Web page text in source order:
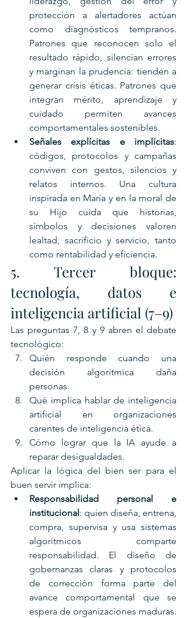
protección a alertadores actúan
como diagnósticos tempranos.
Patrones que reconocen solo el
resultado rápido, silencian errores
y marginan la prudencia: tienden a
generar crisis éticas. Patrones que
integran mérito, aprendizaje y
cuidado permiten avances
comportamentales sostenibles.
Señales explícitas e implícitas:
códigos, protocolos y campañas
conviven con gestos, silencios y
relatos internos. Una cultura
inspirada en María y en la moral de
su Hijo cuida que historias,
símbolos y decisiones valoren
lealtad, sacrificio y servicio, tanto
como rentabilidad y eficiencia.
5. Tercer bloque:
tecnología, datos e
inteligencia artificial (7–9)
Las preguntas 7, 8 y 9 abren el debate
tecnológico:
Quién responde cuando una
decisión algorítmica daña
personas.
Qué implica hablar de inteligencia
artificial en organizaciones
carentes de inteligencia ética.
Cómo lograr que la IA ayude a
reparar desigualdades.
Aplicar la lógica del bien ser para el
buen servir implica:
Responsabilidad personal e
institucional: quien diseña, entrena,
compra, supervisa y usa sistemas
algorítmicos comparte
responsabilidad. El diseño de
gobernanzas claras y protocolos
de corrección forma parte del
avance comportamental que se
espera de organizaciones maduras.